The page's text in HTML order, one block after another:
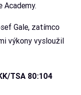
Academy.
Gale, zatímco
výkony vysloužil
TSA 80:104